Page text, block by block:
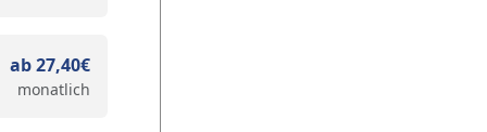
ab 27,40€
monatlich